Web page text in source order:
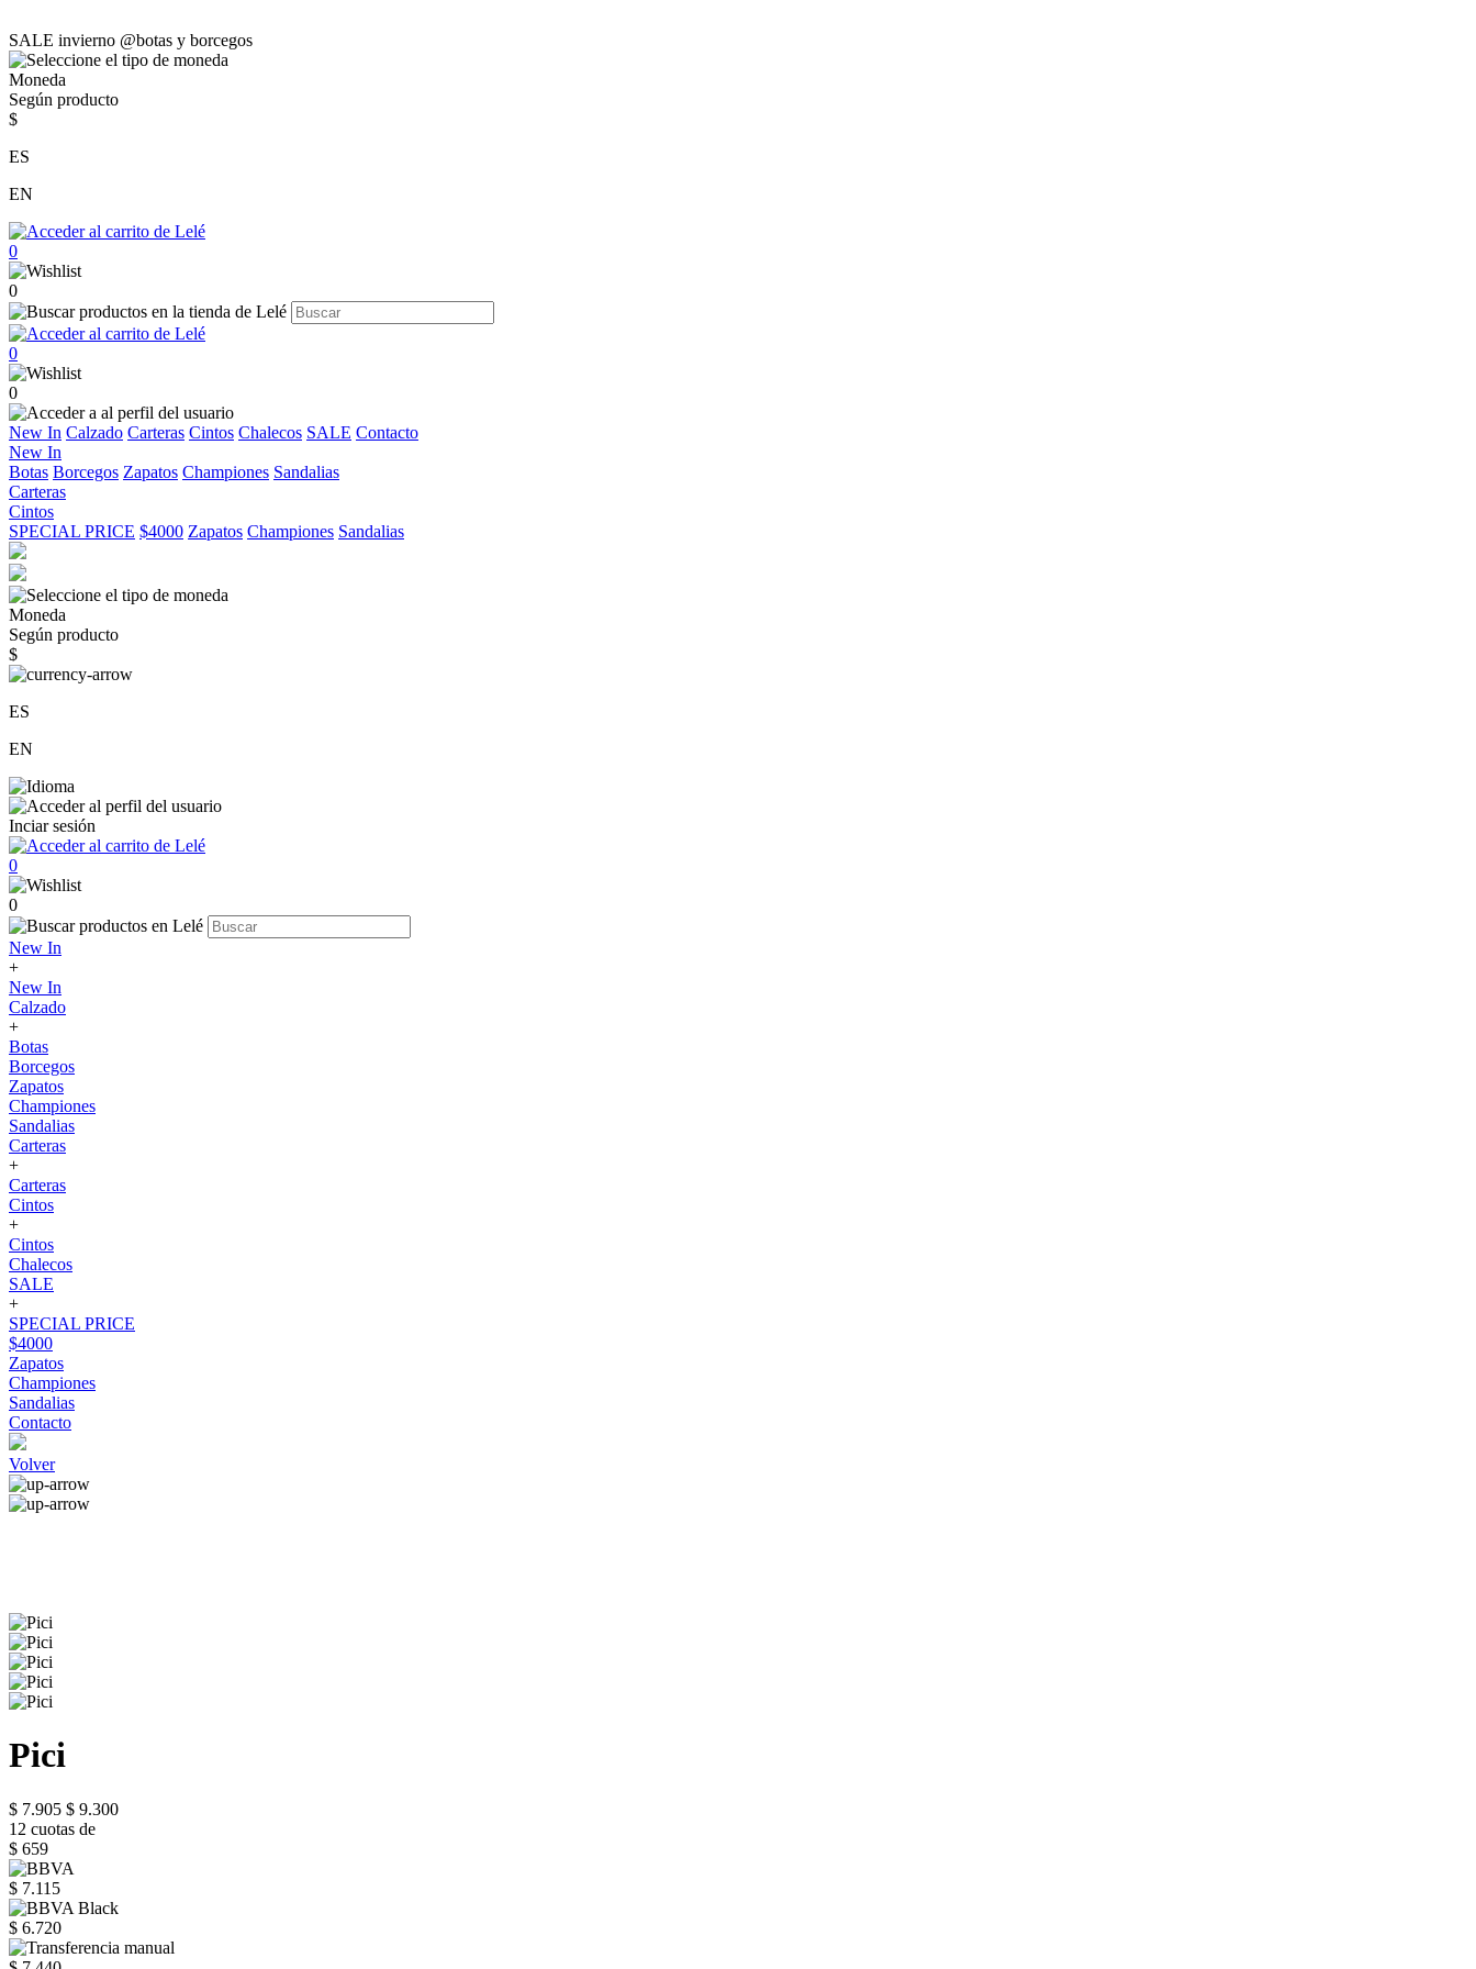
SALE invierno @botas y borcegos
Moneda
Según producto
$
ES
EN
0
0
0
0
New In Calzado Carteras Cintos Chalecos SALE Contacto
New In
Botas Borcegos Zapatos Championes Sandalias
Carteras
Cintos
SPECIAL PRICE $4000 Zapatos Championes Sandalias
Moneda
Según producto
$
ES
EN
Inciar sesión
0
0
New In
+
New In
Calzado
+
Botas
Borcegos
Zapatos
Championes
Sandalias
Carteras
+
Carteras
Cintos
+
Cintos
Chalecos
SALE
+
SPECIAL PRICE
$4000
Zapatos
Championes
Sandalias
Contacto
Volver
Pici
$ 7.905 $ 9.300
12 cuotas de
$ 659
$ 7.115
$ 6.720